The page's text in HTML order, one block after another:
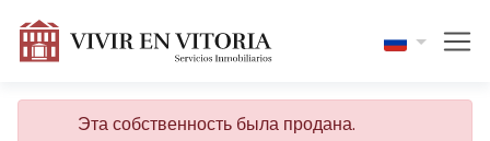
Эта собственность была продана.